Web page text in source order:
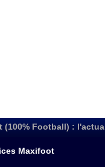
(100% Football) :
Maxifoot